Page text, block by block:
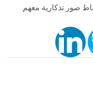
صور تذكارية معهم.